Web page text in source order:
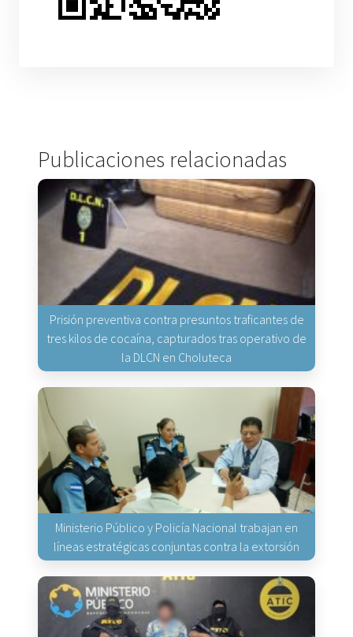
Publicaciones relacionadas
Prisión preventiva contra presuntos traficantes de
tres kilos de cocaína, capturados tras operativo de
la DLCN en Choluteca
Ministerio Público y Policía Nacional trabajan en
líneas estratégicas conjuntas contra la extorsión